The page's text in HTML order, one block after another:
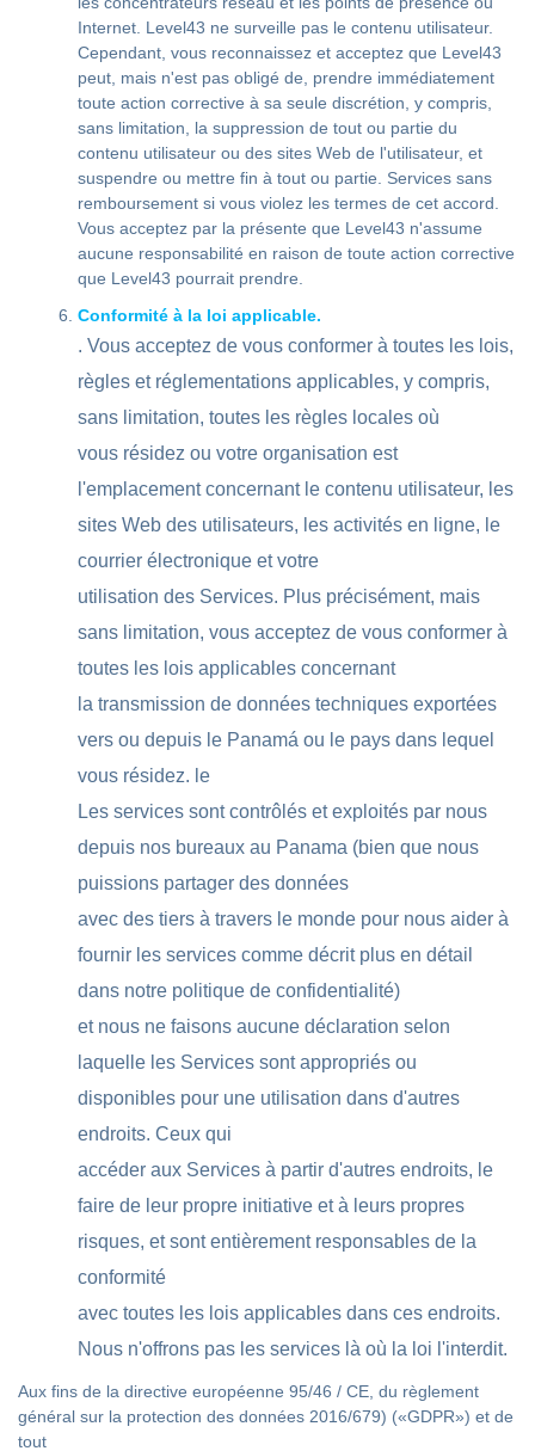
Internet. Level43 ne surveille pas le contenu utilisateur.
Cependant, vous reconnaissez et acceptez que Level43
peut, mais n'est pas obligé de, prendre immédiatement
toute action corrective à sa seule discrétion, y compris,
sans limitation, la suppression de tout ou partie du
contenu utilisateur ou des sites Web de l'utilisateur, et
suspendre ou mettre fin à tout ou partie. Services sans
remboursement si vous violez les termes de cet accord.
Vous acceptez par la présente que Level43 n'assume
aucune responsabilité en raison de toute action corrective
que Level43 pourrait prendre.
Conformité à la loi applicable.
. Vous acceptez de vous conformer à toutes les lois,
règles et réglementations applicables, y compris,
sans limitation, toutes les règles locales où
vous résidez ou votre organisation est
l'emplacement concernant le contenu utilisateur, les
sites Web des utilisateurs, les activités en ligne, le
courrier électronique et votre
utilisation des Services. Plus précisément, mais
sans limitation, vous acceptez de vous conformer à
toutes les lois applicables concernant
la transmission de données techniques exportées
vers ou depuis le Panamá ou le pays dans lequel
vous résidez. le
Les services sont contrôlés et exploités par nous
depuis nos bureaux au Panama (bien que nous
puissions partager des données
avec des tiers à travers le monde pour nous aider à
fournir les services comme décrit plus en détail
dans notre politique de confidentialité)
et nous ne faisons aucune déclaration selon
laquelle les Services sont appropriés ou
disponibles pour une utilisation dans d'autres
endroits. Ceux qui
accéder aux Services à partir d'autres endroits, le
faire de leur propre initiative et à leurs propres
risques, et sont entièrement responsables de la
conformité
avec toutes les lois applicables dans ces endroits.
Nous n'offrons pas les services là où la loi l'interdit.
Aux fins de la directive européenne 95/46 / CE, du règlement
général sur la protection des données 2016/679) («GDPR») et de
tout